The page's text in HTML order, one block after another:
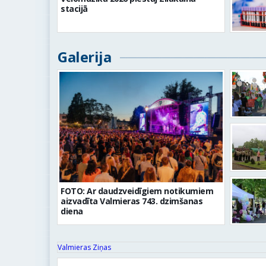
stacijā
Galerija
FOTO: Ar daudzveidīgiem notikumiem
aizvadīta Valmieras 743. dzimšanas
diena
Valmieras Ziņas